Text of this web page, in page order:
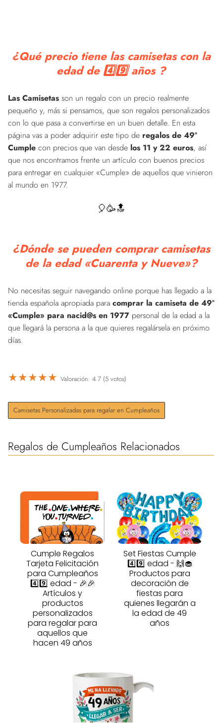
¿Qué precio tiene las camisetas con la
edad de 4️⃣9️⃣ años ?
Las Camisetas son un regalo con un precio realmente
pequeño y, más si pensamos, que son regalos personalizados
con lo que pasa a convertirse en un buen detalle. En esta
página vas a poder adquirir este tipo de regalos de 49º
Cumple con precios que van desde los 11 y 22 euros, así
que nos encontramos frente un artículo con buenos precios
para entregar en cualquier «Cumple» de aquellos que vinieron
al mundo en 1977.
🎈🥳🔝
¿Dónde se pueden comprar camisetas
de la edad «Cuarenta y Nueve»?
No necesitas seguir navegando online porque has llegado a la
tienda española apropiada para comprar la camiseta de 49º
«Cumple» para nacid@s en 1977 personal de la edad a la
que llegará la persona a la que quieres regalársela en próximo
días.
★★★★★ Valoración: 4.7 (5 votos)
Camisetas Personalizadas para regalar en Cumpleaños
Regalos de Cumpleaños Relacionados
Cumple Regalos
Tarjeta Felicitación
para Cumpleaños
4️⃣9️⃣ edad - 🎉🎉
Artículos y
productos
personalizados
para regalar para
aquellos que
hacen 49 años
Set Fiestas Cumple
4️⃣9️⃣ edad - 🙌🧁
Productos para
decoración de
fiestas para
quienes llegarán a
la edad de 49
años